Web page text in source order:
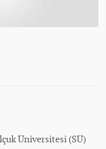
Üniversitesi (SÜ)